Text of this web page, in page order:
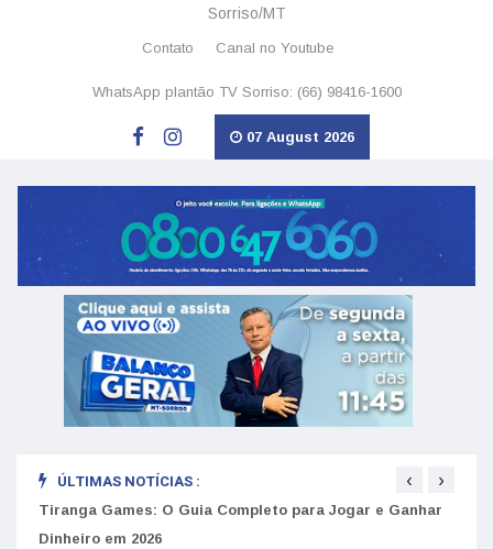
Sorriso/MT
Contato Canal no Youtube
WhatsApp plantão TV Sorriso: (66) 98416-1600
07 August 2026
ÚLTIMAS NOTÍCIAS :
Tiranga Games: O Guia Completo para Jogar e Ganhar
Dinheiro em 2026
‹ ›